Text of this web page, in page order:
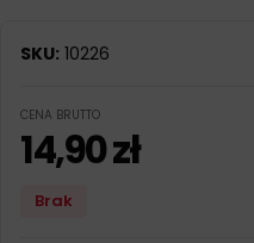
SKU: 10226
CENA BRUTTO
14,90zł
Brak